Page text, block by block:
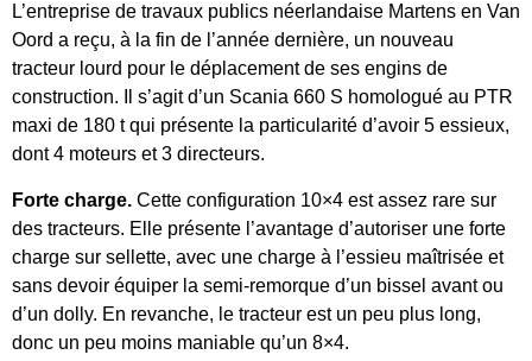
L’entreprise de travaux publics néerlandaise Martens en Van
Oord a reçu, à la fin de l’année dernière, un nouveau
tracteur lourd pour le déplacement de ses engins de
construction. Il s’agit d’un Scania 660 S homologué au PTR
maxi de 180 t qui présente la particularité d’avoir 5 essieux,
dont 4 moteurs et 3 directeurs.
Forte charge. Cette configuration 10×4 est assez rare sur
des tracteurs. Elle présente l’avantage d’autoriser une forte
charge sur sellette, avec une charge à l’essieu maîtrisée et
sans devoir équiper la semi-remorque d’un bissel avant ou
d’un dolly. En revanche, le tracteur est un peu plus long,
donc un peu moins maniable qu’un 8×4.